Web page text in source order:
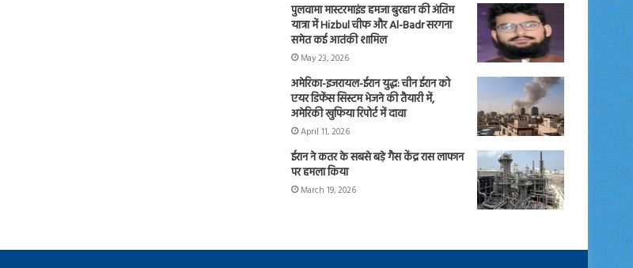
पुलवामा मास्टरमाइंड हमजा बुरहान की अंतिम
यात्रा में Hizbul चीफ और Al-Badr सरगना
समेत कई आतंकी शामिल
May 23, 2026
अमेरिका-इजरायल-ईरान युद्ध: चीन ईरान को
एयर डिफेंस सिस्टम भेजने की तैयारी में,
अमेरिकी खुफिया रिपोर्ट में दावा
April 11, 2026
ईरान ने कतर के सबसे बड़े गैस केंद्र रास लाफान
पर हमला किया
March 19, 2026